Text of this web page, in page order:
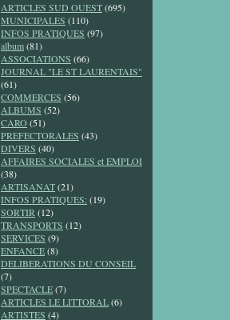
ARTICLES SUD OUEST(695)
MUNICIPALES (110)
INFOS PRATIQUES (97)
album(81)
ASSOCIATIONS (66)
JOURNAL "LE ST LAURENTAIS"
(61)
COMMERCES (56)
ALBUMS (52)
CARO (51)
PREFECTORALES (43)
DIVERS (40)
AFFAIRES SOCIALES et EMPLOI
(38)
ARTISANAT(21)
INFOS PRATIQUES: (19)
SORTIR (12)
TRANSPORTS (12)
SERVICES (9)
ENFANCE(8)
DELIBERATIONS DU CONSEIL
(7)
SPECTACLE(7)
ARTICLES LE LITTORAL(6)
ARTISTES (4)